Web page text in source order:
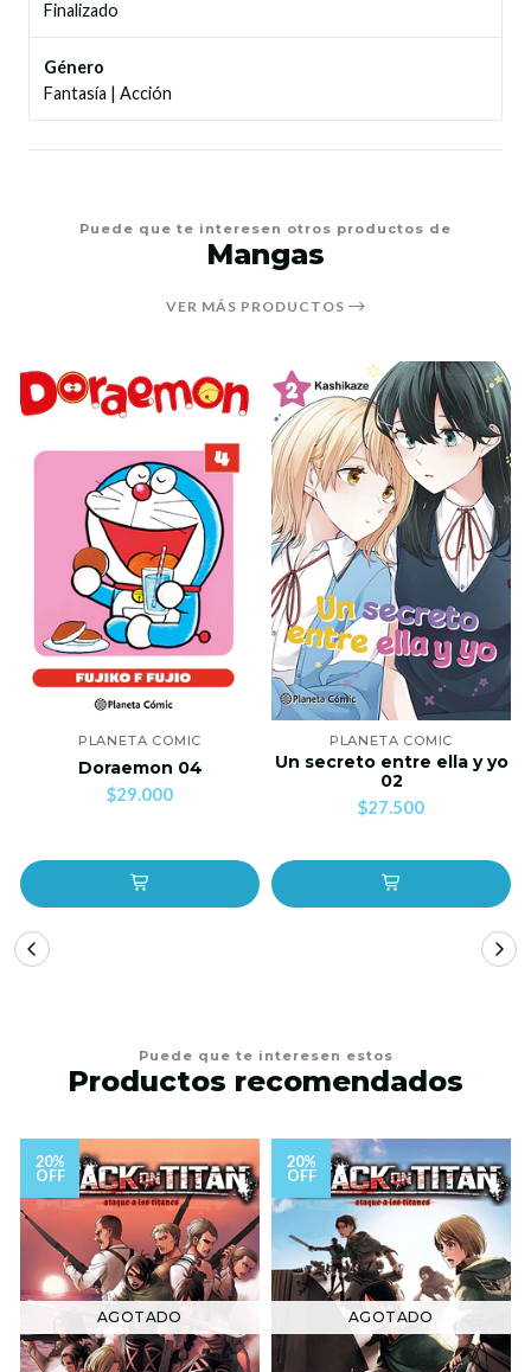
Finalizado
Género
Fantasía | Acción
Puede que te interesen otros productos de
Mangas
VER MÁS PRODUCTOS
PLANETA COMIC
Doraemon 04
$29.000
PLANETA COMIC
Un secreto entre ella y yo
02
$27.500
Puede que te interesen estos
Productos recomendados
20%
OFF
AGOTADO
20%
OFF
AGOTADO